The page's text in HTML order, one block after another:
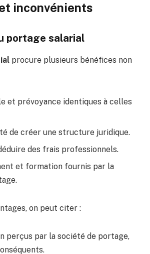
inconvénients
portage salarial
procure plusieurs bénéfices non
et prévoyance identiques à celles
de créer une structure juridique.
des frais professionnels.
et formation fournis par la
on peut citer :
perçus par la société de portage,